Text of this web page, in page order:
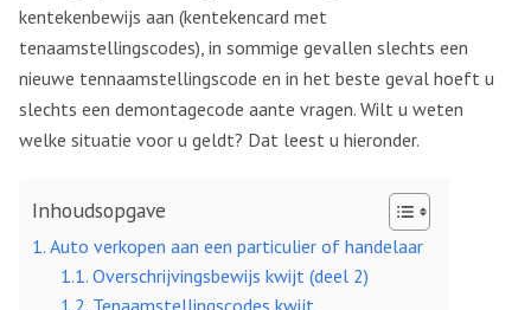
kentekenbewijs aan (kentekencard met
tenaamstellingscodes), in sommige gevallen slechts een
nieuwe tennaamstellingscode en in het beste geval hoeft u
slechts een demontagecode aante vragen. Wilt u weten
welke situatie voor u geldt? Dat leest u hieronder.
Inhoudsopgave
Auto verkopen aan een particulier of handelaar
Overschrijvingsbewijs kwijt (deel 2)
Tenaamstellingscodes kwijt